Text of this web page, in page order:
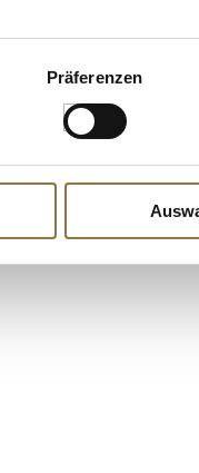
Präferenzen
g
Japanisches
Sojasauce,
Citrus,
1 l